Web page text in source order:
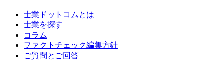
士業ドットコムとは
士業を探す
コラム
ファクトチェック編集方針
ご質問とご回答